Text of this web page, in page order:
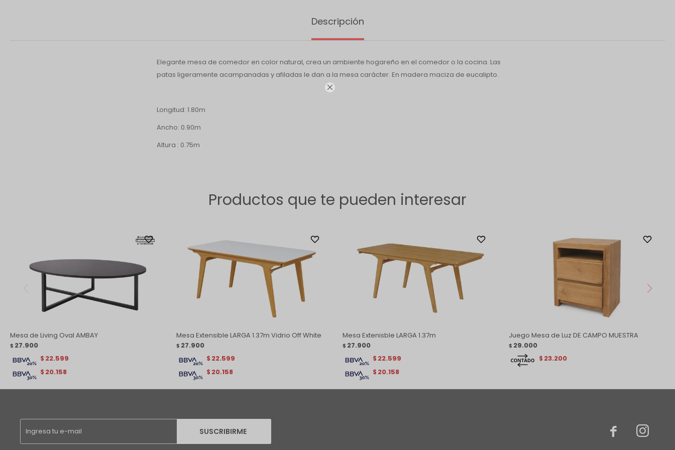

Descripción
Elegante mesa de comedor en color natural, crea un ambiente hogareño en el comedor o la cocina. Las
patas ligeramente acampanadas y afiladas le dan a la mesa carácter. En madera maciza de eucalipto.
Longitud: 1.80m
Ancho: 0.90m
Altura : 0.75m
Productos que te pueden interesar
Mesa de Living Oval AMBAY
$ 27.900
$ 20.158
$ 22.599
Mesa Extensible LARGA 1.37m Vidrio Off White
$ 27.900
$ 20.158
$ 22.599
Mesa Extenisble LARGA 1.37m
$ 27.900
$ 20.158
$ 22.599
Juego Mesa de Luz DE CAMPO MUESTRA
$ 29.000
$ 23.200
SUSCRIBIRME  